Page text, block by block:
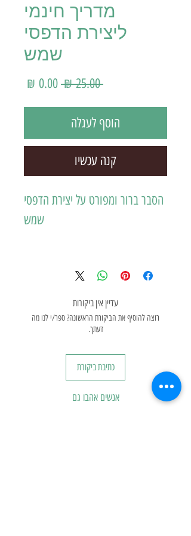
מדריך חינמי
ליצירת הדפסי
שמש
‏25.00 ‏₪ מחיר רגיל
הוסף לעגלה
קנה עכשיו
הסבר ברור ומפורט על יצירת הדפסי
שמש
עדיין אין ביקורות
רוצה להוסיף את הביקורת הראשונה? ספר/י לנו מה
דעתך.
כתיבת ביקורת
אנשים אהבו גם